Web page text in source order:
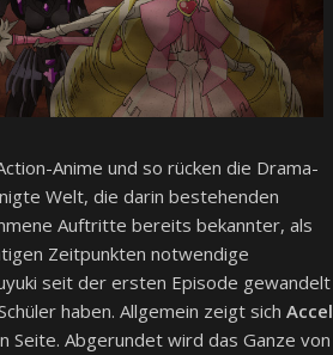
Anime und so rücken die Drama-
Welt, die darin bestehenden
Auftritte bereits bekannter, als
Zeitpunkten notwendige
seit der ersten Episode gewandelt
haben. Allgemein zeigt sich Accel
Seite. Abgerundet wird das Ganze von